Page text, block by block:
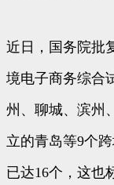
近日，国务院批
境电子商务综合
州、聊城、滨州
立的青岛等9个
已达16个，这也